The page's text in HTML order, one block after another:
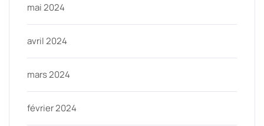
mai 2024
avril 2024
mars 2024
février 2024